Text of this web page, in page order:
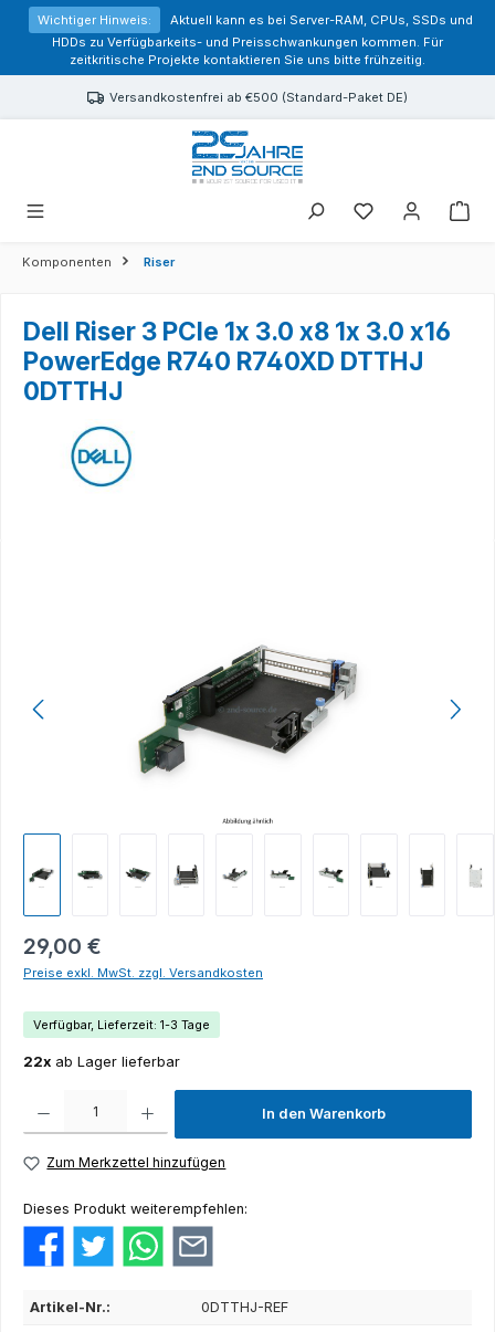
springen
Wichtiger Hinweis:
Aktuell kann es bei Server-RAM, CPUs, SSDs und
HDDs zu Verfügbarkeits- und Preisschwankungen kommen. Für
zeitkritische Projekte kontaktieren Sie uns bitte frühzeitig.
Versandkostenfrei ab €500 (Standard-Paket DE)
Sie haben 0
Komponenten Riser
Dell Riser 3 PCIe 1x 3.0 x8 1x 3.0 x16
PowerEdge R740 R740XD DTTHJ
0DTTHJ
29,00 €
Preise exkl. MwSt. zzgl. Versandkosten
Verfügbar, Lieferzeit: 1-3 Tage
22x ab Lager lieferbar
In den Warenkorb
Zum Merkzettel hinzufügen
Dieses Produkt weiterempfehlen:
Artikel-Nr.: 0DTTHJ-REF